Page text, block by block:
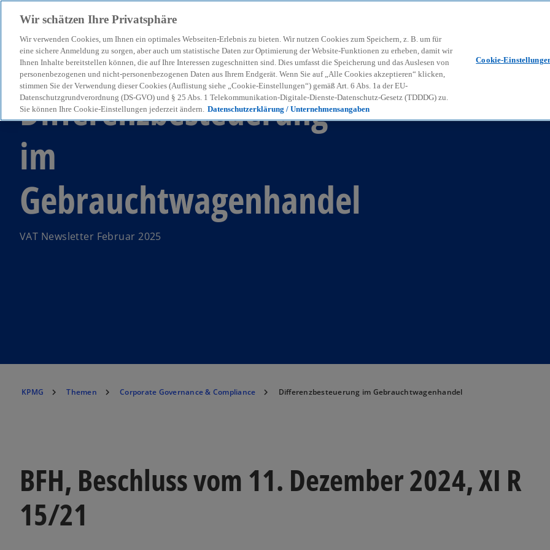
menu
Differenzbesteuerung
im
Gebrauchtwagenhandel
VAT Newsletter Februar 2025
KPMG Themen Corporate Governance & Compliance Differenzbesteuerung im Gebrauchtwagenhandel
BFH, Beschluss vom 11. Dezember 2024, XI R
15/21
Wir schätzen Ihre Privatsphäre
Wir verwenden Cookies, um Ihnen ein optimales Webseiten-Erlebnis zu bieten. Wir nutzen Cookies zum Speichern, z. B. um für
eine sichere Anmeldung zu sorgen, aber auch um statistische Daten zur Optimierung der Website-Funktionen zu erheben, damit wir
Ihnen Inhalte bereitstellen können, die auf Ihre Interessen zugeschnitten sind. Dies umfasst die Speicherung und das Auslesen von
personenbezogenen und nicht-personenbezogenen Daten aus Ihrem Endgerät. Wenn Sie auf „Alle Cookies akzeptieren“ klicken,
stimmen Sie der Verwendung dieser Cookies (Auflistung siehe „Cookie-Einstellungen“) gemäß Art. 6 Abs. 1a der EU-
Datenschutzgrundverordnung (DS-GVO) und § 25 Abs. 1 Telekommunikation-Digitale-Dienste-Datenschutz-Gesetz (TDDDG) zu.
Sie können Ihre Cookie-Einstellungen jederzeit ändern. Datenschutzerklärung / Unternehmensangaben
Cookie-